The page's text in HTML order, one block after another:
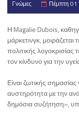
Γνώμες Πέμπτη
Η Magalie Dubois,
μάρκετινγκ, μοιράζεται
πολιτικής
τον κίνδυνο για την
Είναι ζωτικής
αυστηρότητα με την
δημόσια συζήτηση»,